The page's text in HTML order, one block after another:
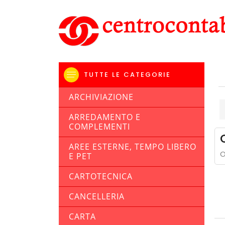
TUTTE LE CATEGORIE
ARCHIVIAZIONE
ARREDAMENTO E
COMPLEMENTI
AREE ESTERNE, TEMPO LIBERO
E PET
CARTOTECNICA
CANCELLERIA
CARTA